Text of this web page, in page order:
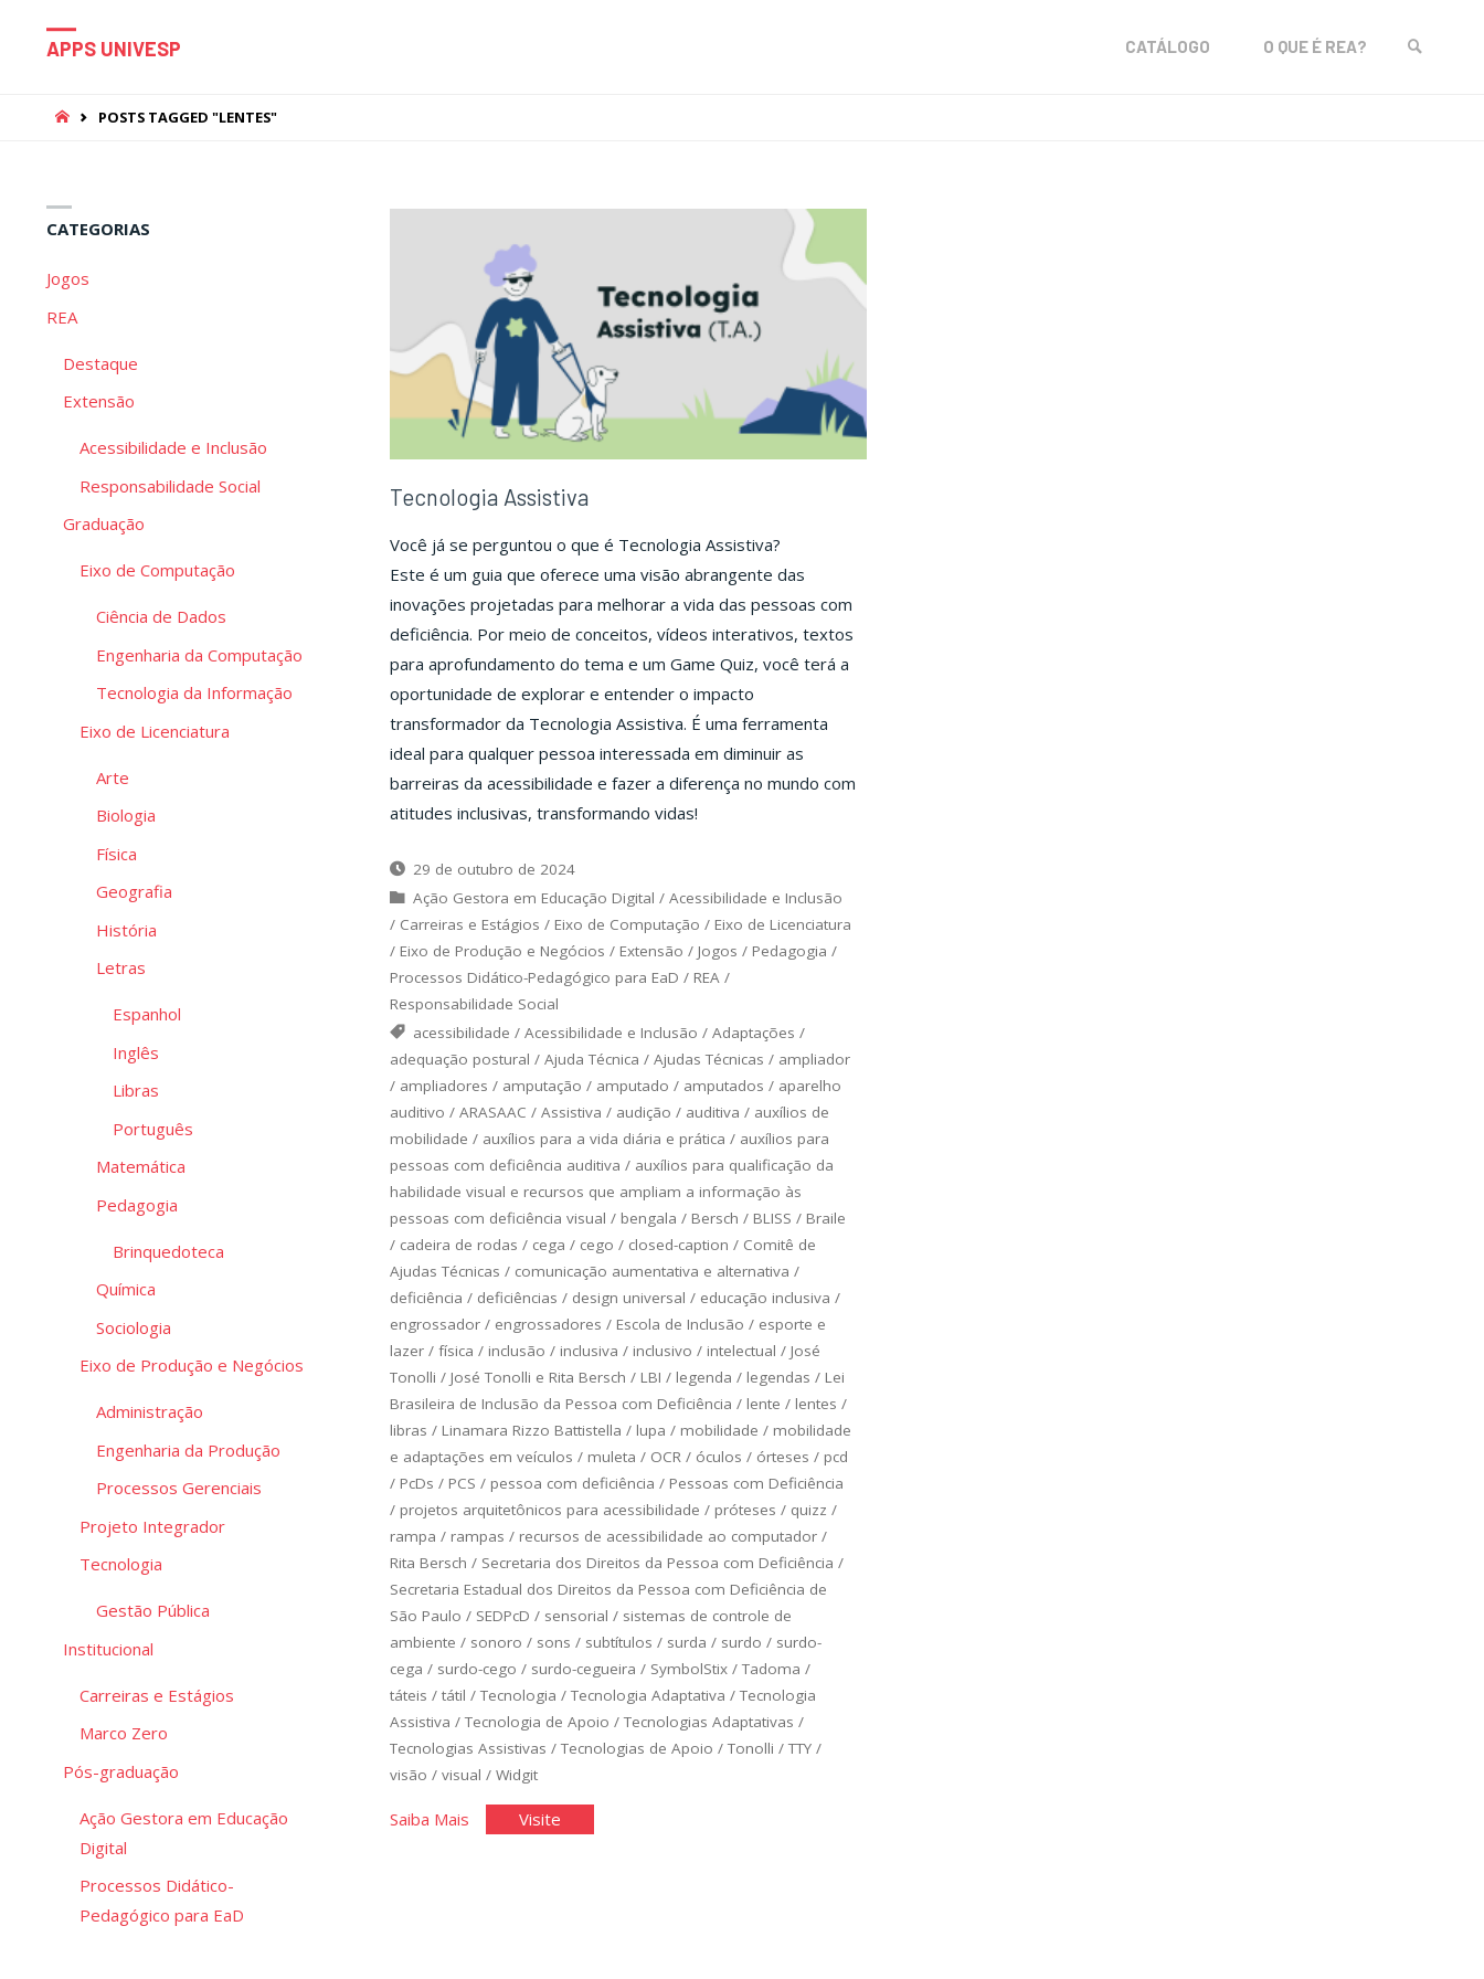
APPS UNIVESP CATÁLOGO O QUE É REA?
HOMEPOSTS TAGGED "LENTES"
Tecnologia Assistiva
Você já se perguntou o que é Tecnologia Assistiva?
Este é um guia que oferece uma visão abrangente das
inovações projetadas para melhorar a vida das pessoas com
deficiência. Por meio de conceitos, vídeos interativos, textos
para aprofundamento do tema e um Game Quiz, você terá a
oportunidade de explorar e entender o impacto
transformador da Tecnologia Assistiva. É uma ferramenta
ideal para qualquer pessoa interessada em diminuir as
barreiras da acessibilidade e fazer a diferença no mundo com
atitudes inclusivas, transformando vidas!
29 de outubro de 2024
Ação Gestora em Educação Digital /Acessibilidade e Inclusão
/ Carreiras e Estágios / Eixo de Computação / Eixo de Licenciatura
/ Eixo de Produção e Negócios / Extensão / Jogos / Pedagogia /
Processos Didático-Pedagógico para EaD / REA/
Responsabilidade Social
acessibilidade /Acessibilidade e Inclusão /Adaptações /
adequação postural / Ajuda Técnica / Ajudas Técnicas / ampliador
/ ampliadores / amputação / amputado / amputados / aparelho
auditivo / ARASAAC / Assistiva / audição / auditiva / auxílios de
mobilidade / auxílios para a vida diária e prática / auxílios para
pessoas com deficiência auditiva / auxílios para qualificação da
habilidade visual e recursos que ampliam a informação às
pessoas com deficiência visual / bengala / Bersch / BLISS / Braile
/ cadeira de rodas / cega / cego / closed-caption / Comitê de
Ajudas Técnicas / comunicação aumentativa e alternativa /
deficiência / deficiências / design universal / educação inclusiva /
engrossador/ engrossadores / Escola de Inclusão / esporte e
lazer/ física / inclusão / inclusiva / inclusivo / intelectual / José
Tonolli / José Tonolli e Rita Bersch / LBI / legenda / legendas / Lei
Brasileira de Inclusão da Pessoa com Deficiência / lente / lentes /
libras / Linamara Rizzo Battistella / lupa / mobilidade / mobilidade
e adaptações em veículos / muleta / OCR/ óculos / órteses / pcd
/ PcDs / PCS / pessoa com deficiência / Pessoas com Deficiência
/ projetos arquitetônicos para acessibilidade / próteses / quizz /
rampa / rampas / recursos de acessibilidade ao computador/
Rita Bersch / Secretaria dos Direitos da Pessoa com Deficiência /
Secretaria Estadual dos Direitos da Pessoa com Deficiência de
São Paulo / SEDPcD / sensorial / sistemas de controle de
ambiente / sonoro / sons / subtítulos / surda / surdo / surdo-
cega / surdo-cego / surdo-cegueira / SymbolStix/Tadoma /
táteis / tátil /Tecnologia /Tecnologia Adaptativa /Tecnologia
Assistiva /Tecnologia de Apoio /Tecnologias Adaptativas /
Tecnologias Assistivas /Tecnologias de Apoio /Tonolli /TTY/
visão / visual / Widgit
Saiba Mais"Tecnologia
Visite"Tecnologia
CATEGORIAS
Jogos
REA
Destaque
Extensão
Acessibilidade e Inclusão
Responsabilidade Social
Graduação
Eixo de Computação
Ciência de Dados
Engenharia da Computação
Tecnologia da Informação
Eixo de Licenciatura
Arte
Biologia
Física
Geografia
História
Letras
Espanhol
Inglês
Libras
Português
Matemática
Pedagogia
Brinquedoteca
Química
Sociologia
Eixo de Produção e Negócios
Administração
Engenharia da Produção
Processos Gerenciais
Projeto Integrador
Tecnologia
Gestão Pública
Institucional
Carreiras e Estágios
Marco Zero
Pós-graduação
Ação Gestora em Educação
Digital
Processos Didático-
Pedagógico para EaD